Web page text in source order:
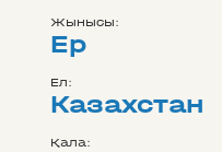
Жынысы:
Ер
Ел:
Казахстан
Қала: